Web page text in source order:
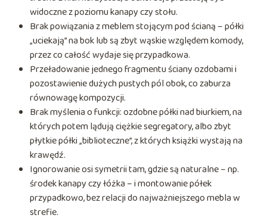
widoczne z poziomu kanapy czy stołu.
Brak powiązania z meblem stojącym pod ścianą – półki
„uciekają” na bok lub są zbyt wąskie względem komody,
przez co całość wydaje się przypadkowa.
Przeładowanie jednego fragmentu ściany ozdobami i
pozostawienie dużych pustych pól obok, co zaburza
równowagę kompozycji.
Brak myślenia o funkcji: ozdobne półki nad biurkiem, na
których potem lądują ciężkie segregatory, albo zbyt
płytkie półki „biblioteczne”, z których książki wystają na
krawędź.
Ignorowanie osi symetrii tam, gdzie są naturalne – np.
środek kanapy czy łóżka – i montowanie półek
przypadkowo, bez relacji do najważniejszego mebla w
strefie.